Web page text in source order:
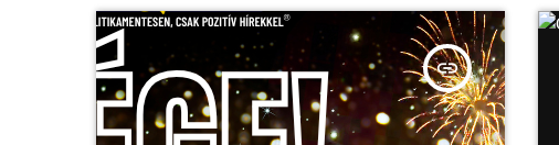
insert_link